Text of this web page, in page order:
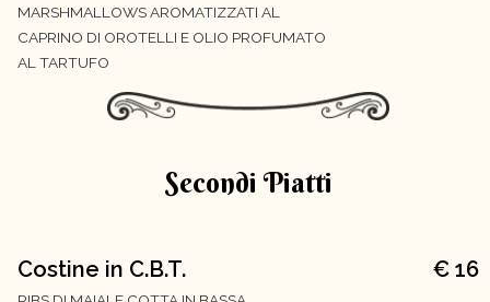
MARSHMALLOWS AROMATIZZATI AL
CAPRINO DI OROTELLI E OLIO PROFUMATO
AL TARTUFO
Secondi Piatti
Costine in C.B.T. € 16